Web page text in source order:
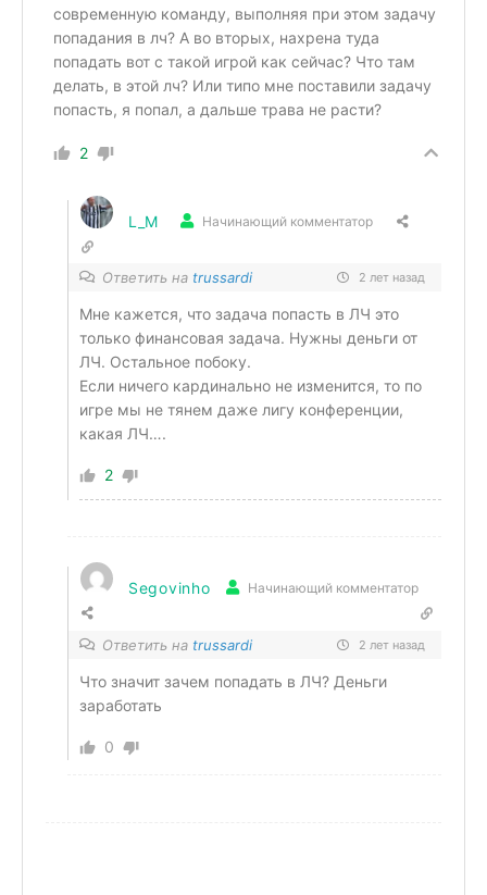
современную команду, выполняя при этом задачу
попадания в лч? А во вторых, нахрена туда
попадать вот с такой игрой как сейчас? Что там
делать, в этой лч? Или типо мне поставили задачу
попасть, я попал, а дальше трава не расти?
2
L_M Начинающий комментатор
Ответить на trussardi 2 лет назад
Мне кажется, что задача попасть в ЛЧ это
только финансовая задача. Нужны деньги от
ЛЧ. Остальное побоку.
Если ничего кардинально не изменится, то по
игре мы не тянем даже лигу конференции,
какая ЛЧ….
2
Segovinho Начинающий комментатор
Ответить на trussardi 2 лет назад
Что значит зачем попадать в ЛЧ? Деньги
заработать
0